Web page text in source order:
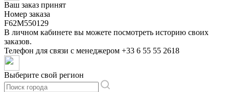
Ваш заказ принят
Номер заказа
F62M550129
В личном кабинете вы можете посмотреть историю своих
заказов.
Телефон для связи с менеджером +33 6 55 55 2618
Выберите свой регион